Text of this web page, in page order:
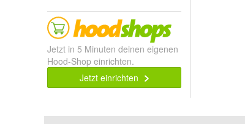
Jetzt in 5 Minuten deinen eigenen
Hood-Shop einrichten.
Jetzt einrichten